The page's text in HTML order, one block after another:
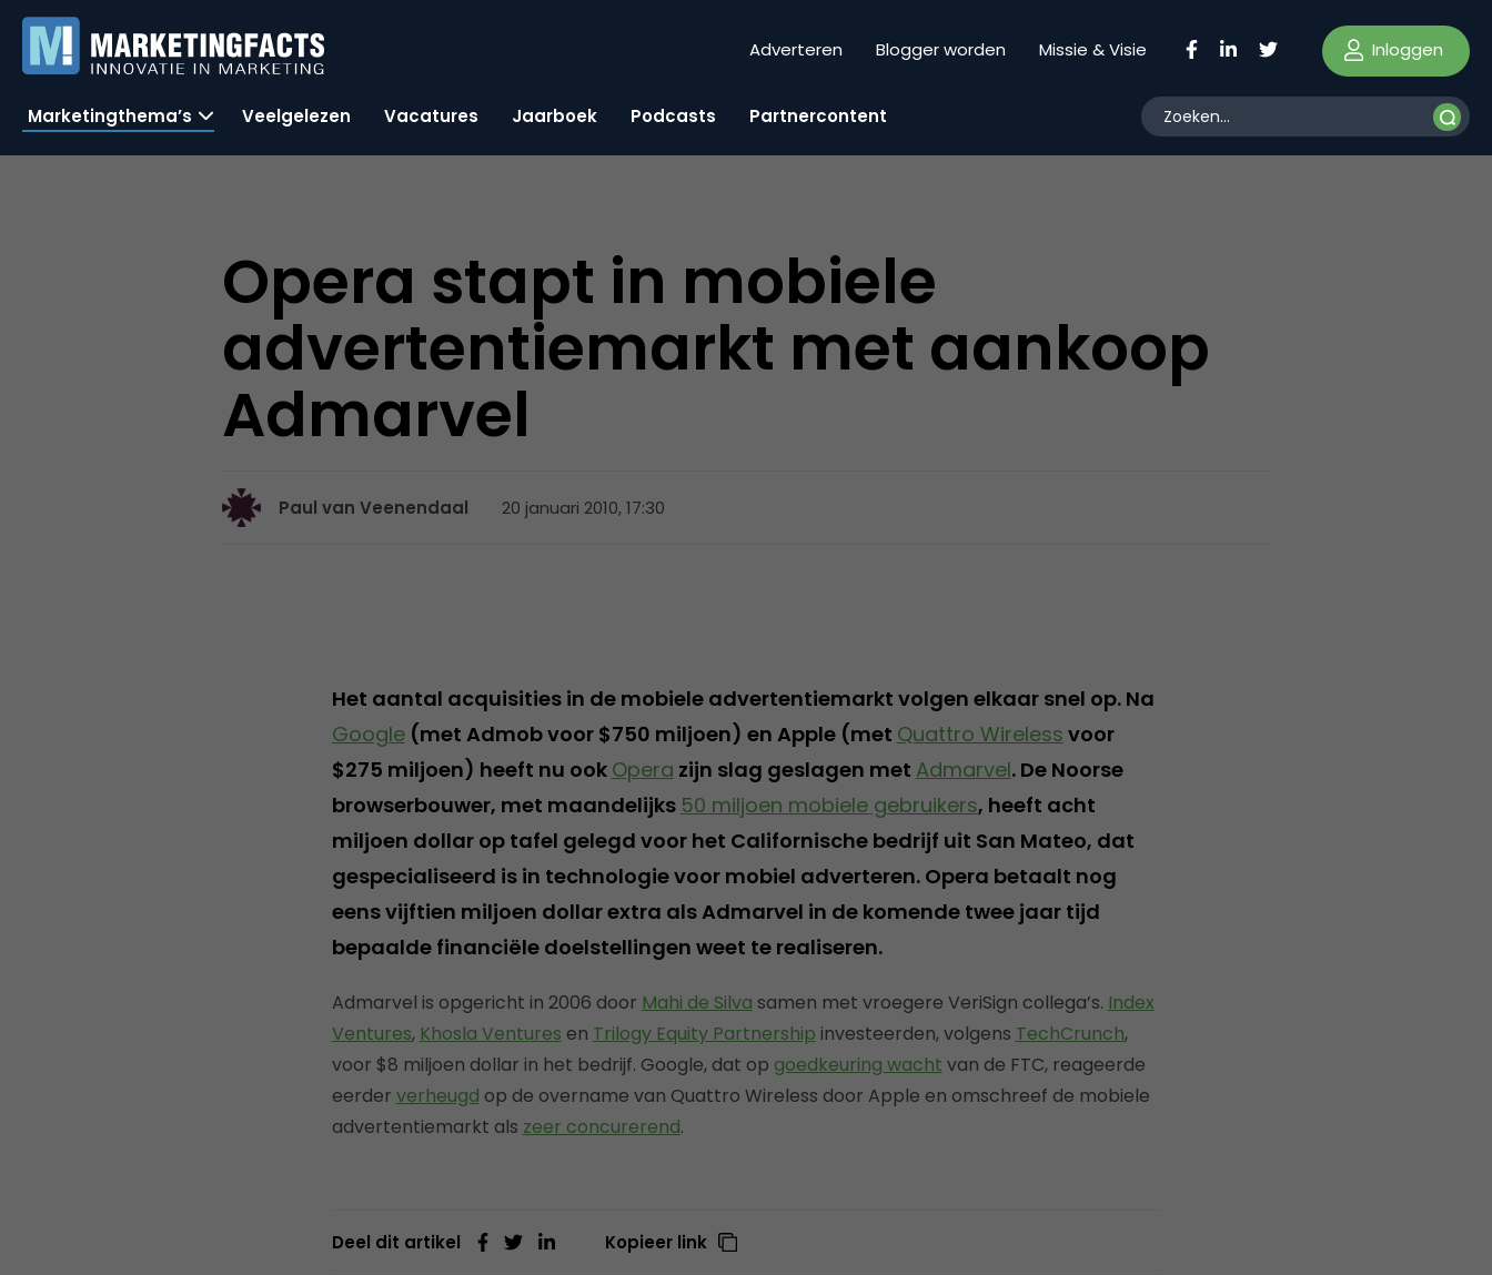
Adverteren Blogger worden Missie & Visie Inloggen
Marketingthema’s Veelgelezen Vacatures Jaarboek Podcasts Partnercontent
Opera stapt in mobiele
advertentiemarkt met aankoop
Admarvel
Paul van Veenendaal 20 januari 2010, 17:30
Het aantal acquisities in de mobiele advertentiemarkt volgen elkaar snel op. Na
Google(met Admob voor $750 miljoen) en Apple (met Quattro Wireless voor
$275 miljoen) heeft nu ook Opera zijn slag geslagen met Admarvel. De Noorse
browserbouwer, met maandelijks 50 miljoen mobiele gebruikers, heeft acht
miljoen dollar op tafel gelegd voor het Californische bedrijf uit San Mateo, dat
gespecialiseerd is in technologie voor mobiel adverteren. Opera betaalt nog
eens vijftien miljoen dollar extra als Admarvel in de komende twee jaar tijd
bepaalde financiële doelstellingen weet te realiseren.
Admarvel is opgericht in 2006 door Mahi de Silva samen met vroegere VeriSign collega’s. Index
Ventures, Khosla Ventures en Trilogy Equity Partnership investeerden, volgens TechCrunch,
voor $8 miljoen dollar in het bedrijf. Google, dat op goedkeuring wacht van de FTC, reageerde
eerder verheugd op de overname van Quattro Wireless door Apple en omschreef de mobiele
advertentiemarkt als zeer concurerend.
Deel dit artikel Kopieer link